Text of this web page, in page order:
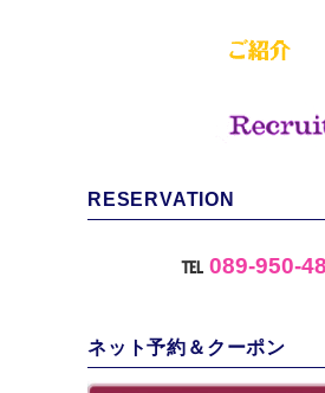
RESERVATION
℡ 089-950-
ネット予約＆クーポン